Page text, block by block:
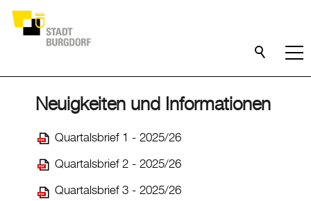
Neuigkeiten und Informationen
Quartalsbrief 1 - 2025/26
Quartalsbrief 2 - 2025/26
Quartalsbrief 3 - 2025/26